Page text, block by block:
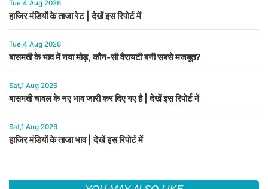
Tue,4 Aug 2026
हाजिर मंडियों के ताजा रेट | देखें इस रिपोर्ट में
Tue,4 Aug 2026
बासमती के भाव में नया मोड़, कौन-सी वैरायटी बनी सबसे मजबूत?
Sat,1 Aug 2026
बासमती चावल के नए भाव जारी कर दिए गए है | देखें इस रिपोर्ट में
Sat,1 Aug 2026
हाजिर मंडियों के ताजा भाव | देखें इस रिपोर्ट में